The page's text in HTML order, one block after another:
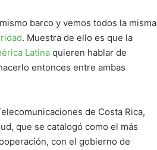
barco y vemos todos la misma
. Muestra de ello es que la
Latina quieren hablar de
entonces entre ambas
de Costa Rica,
que se catalogó como el más
con el gobierno de